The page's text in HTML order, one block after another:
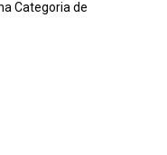
Categoria de